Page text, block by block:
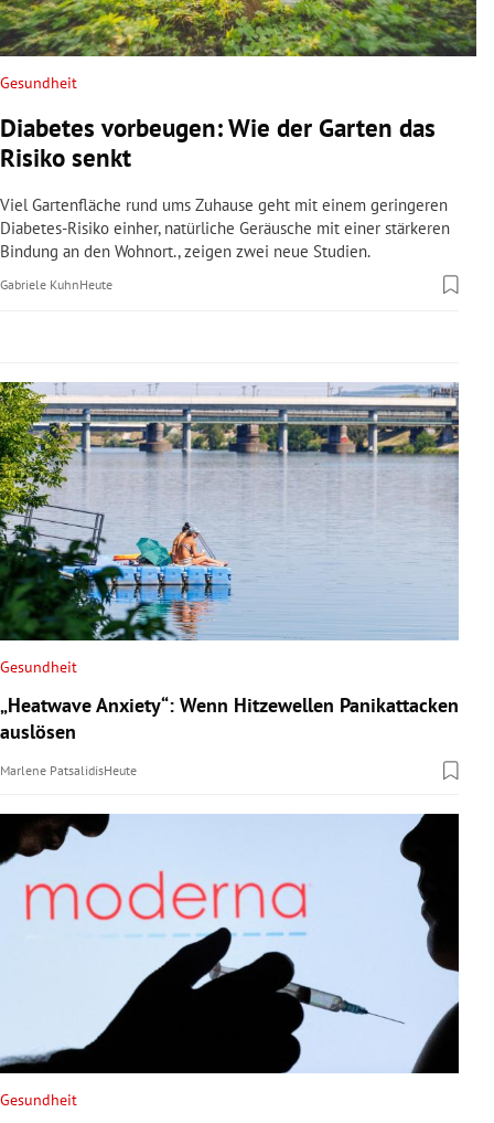
Untermenü
Untermenü
Untermenü
Untermenü
Untermenü
Untermenü
Untermenü
Gesundheit
Diabetes vorbeugen: Wie der Garten das
Risiko senkt
Viel Gartenfläche rund ums Zuhause geht mit einem geringeren
Diabetes-Risiko einher, natürliche Geräusche mit einer stärkeren
Bindung an den Wohnort., zeigen zwei neue Studien.
Gabriele KuhnHeute
Gesundheit
„Heatwave Anxiety“: Wenn Hitzewellen Panikattacken
auslösen
Marlene PatsalidisHeute
Gesundheit